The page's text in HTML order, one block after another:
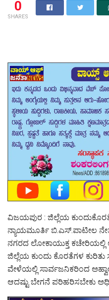
0
SHARES
ವಿಜಯಪುರ : ಜಿಲ್ಲೆಯ
ನ್ಯಾಯಮೂರ್ತಿ ಬಿ.ಎಸ್.ಪಾಟೀಲ
ನಗರದ ಲೋಕಾಯುಕ್ತ
ಜಿಲ್ಲೆಯ ಕುಂದು ಕೊರತೆಗಳ
ವೇಳೆಯಲ್ಲಿ ಸಾರ್ವಜನಿಕರಿಂದ
ಆದಷ್ಟು ಬೇಗನೆ ಪರಿಹರಿಸಬೇಕು